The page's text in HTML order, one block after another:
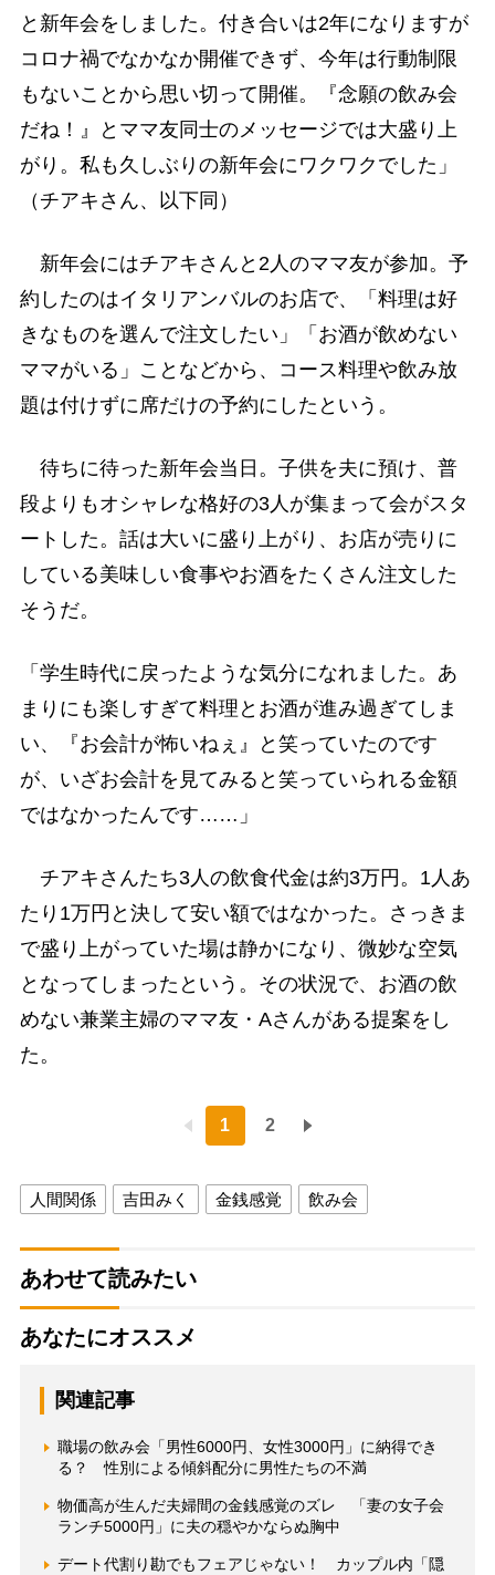
と新年会をしました。付き合いは2年になりますが
コロナ禍でなかなか開催できず、今年は行動制限
もないことから思い切って開催。『念願の飲み会
だね！』とママ友同士のメッセージでは大盛り上
がり。私も久しぶりの新年会にワクワクでした」
（チアキさん、以下同）
新年会にはチアキさんと2人のママ友が参加。予
約したのはイタリアンバルのお店で、「料理は好
きなものを選んで注文したい」「お酒が飲めない
ママがいる」ことなどから、コース料理や飲み放
題は付けずに席だけの予約にしたという。
待ちに待った新年会当日。子供を夫に預け、普
段よりもオシャレな格好の3人が集まって会がスタ
ートした。話は大いに盛り上がり、お店が売りに
している美味しい食事やお酒をたくさん注文した
そうだ。
「学生時代に戻ったような気分になれました。あ
まりにも楽しすぎて料理とお酒が進み過ぎてしま
い、『お会計が怖いねぇ』と笑っていたのです
が、いざお会計を見てみると笑っていられる金額
ではなかったんです……」
チアキさんたち3人の飲食代金は約3万円。1人あ
たり1万円と決して安い額ではなかった。さっきま
で盛り上がっていた場は静かになり、微妙な空気
となってしまったという。その状況で、お酒の飲
めない兼業主婦のママ友・Aさんがある提案をし
た。
1 2
人間関係 吉田みく 金銭感覚 飲み会
あわせて読みたい
あなたにオススメ
関連記事
職場の飲み会「男性6000円、女性3000円」に納得でき
る？ 性別による傾斜配分に男性たちの不満
物価高が生んだ夫婦間の金銭感覚のズレ 「妻の女子会
ランチ5000円」に夫の穏やかならぬ胸中
デート代割り勘でもフェアじゃない！ カップル内「隠